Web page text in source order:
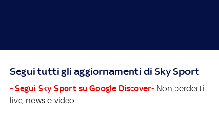
Segui tutti gli aggiornamenti di Sky Sport
- Segui Sky Sport su Google Discover- Non perderti
live, news e video